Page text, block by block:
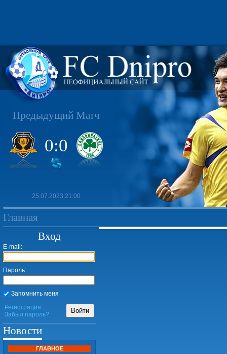
Предыдущий Матч
0:0
25.07.2023 21:00
Главная
Вход
E-mail:
Пароль:
Запомнить меня
Регистрация
Забыл пароль?
Войти
Новости
ГЛАВНОЕ